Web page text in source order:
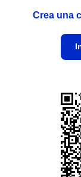
Crea una